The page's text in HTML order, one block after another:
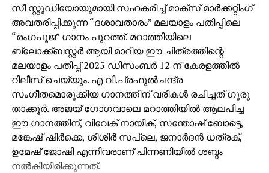
സീ സ്റ്റുഡിയോയുമായി സഹകരിച്ച് മാക്സ് മാർക്കറ്റിംഗ്
അവതരിപ്പിക്കുന്ന “ദശാവതാരം” മലയാളം പതിപ്പിലെ
“രംഗപൂജ” ഗാനം പുറത്ത്. മറാത്തിയിലെ
ബ്ലോക്ക്ബസ്റ്റർ ആയി മാറിയ ഈ ചിത്രത്തിന്റെ
മലയാളം പതിപ്പ് 2025 ഡിസംബർ 12 ന് കേരളത്തിൽ
റിലീസ് ചെയ്യും. എ വി.പ്രഫുൽചന്ദ്ര
സംഗീതമൊരുക്കിയ ഗാനത്തിന് വരികൾ രചിച്ചത് ഗുരു
താക്കൂർ. അജയ് ഗോഗവാലെ മറാത്തിയിൽ ആലപിച്ച
ഈ ഗാനത്തിന്, വിവേക് നായിക്, സന്തോഷ് ബോട്ടെ,
മങ്കേഷ് ഷിർക്കെ, ശിശിർ സപ്ലെ, ജനാർദൻ ധത്രക്,
ഉമേഷ് ജോഷി എന്നിവരാണ് പിന്നണിയിൽ ശബ്ദം
നൽകിയിരിക്കുന്നത്.